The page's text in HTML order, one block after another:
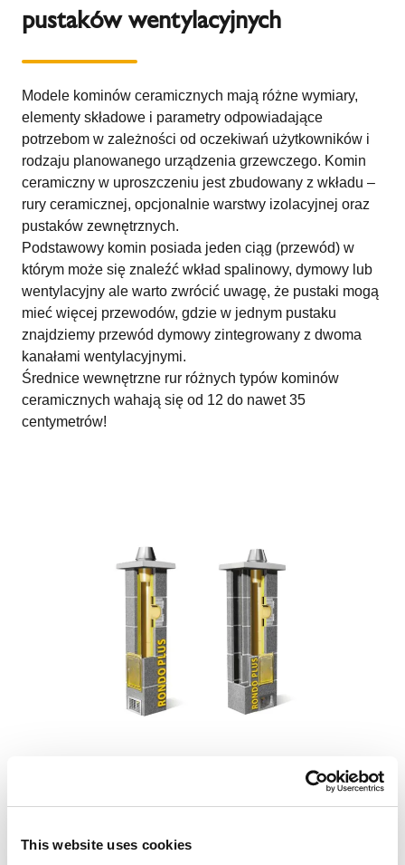
This website uses cookies
pustaków wentylacyjnych
Modele kominów ceramicznych mają różne wymiary,
elementy składowe i parametry odpowiadające
potrzebom w zależności od oczekiwań użytkowników i
rodzaju planowanego urządzenia grzewczego. Komin
ceramiczny w uproszczeniu jest zbudowany z wkładu –
rury ceramicznej, opcjonalnie warstwy izolacyjnej oraz
pustaków zewnętrznych.
Podstawowy komin posiada jeden ciąg (przewód) w
którym może się znaleźć wkład spalinowy, dymowy lub
wentylacyjny ale warto zwrócić uwagę, że pustaki mogą
mieć więcej przewodów, gdzie w jednym pustaku
znajdziemy przewód dymowy zintegrowany z dwoma
kanałami wentylacyjnymi.
Średnice wewnętrzne rur różnych typów kominów
ceramicznych wahają się od 12 do nawet 35
centymetrów!
Dla przykładu najmniejsza dostępna średnica rury
Pro
(całość znajduje się w pustaku o wymiarach